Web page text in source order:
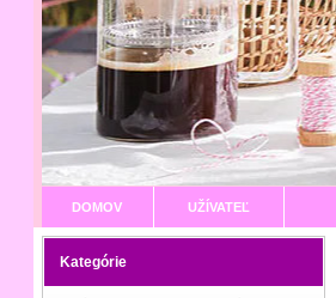
DOMOV UŽÍVATEĽ
Kategórie